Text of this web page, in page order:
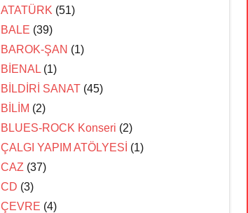
ATATÜRK (51)
BALE (39)
BAROK-ŞAN (1)
BİENAL (1)
BİLDİRİ SANAT (45)
BİLİM (2)
BLUES-ROCK Konseri (2)
ÇALGI YAPIM ATÖLYESİ (1)
CAZ (37)
CD (3)
ÇEVRE (4)